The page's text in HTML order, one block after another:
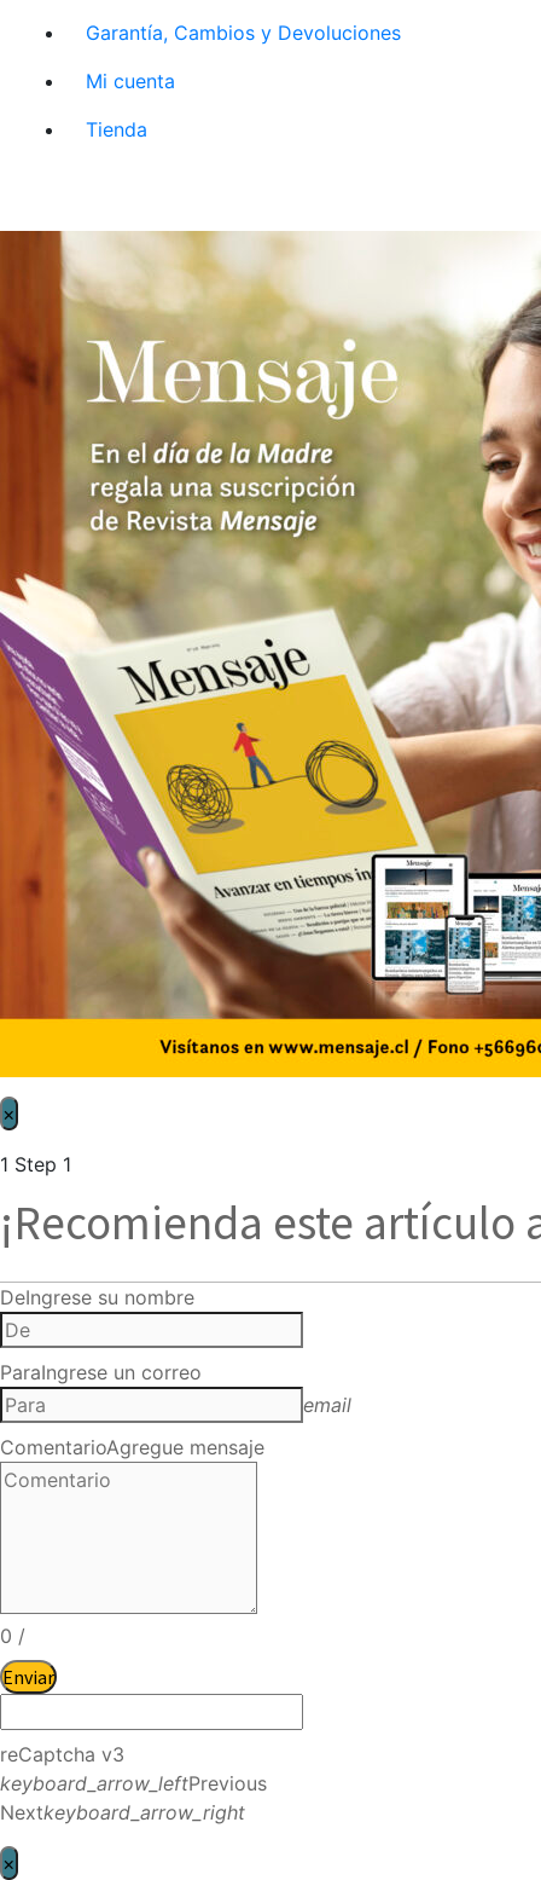
Garantía, Cambios y Devoluciones
Mi cuenta
Tienda
×
1 Step 1
¡Recomienda este artículo
DeIngrese su nombre
ParaIngrese un correo
email
ComentarioAgregue mensaje
0 /
Enviar
reCaptcha v3
keyboard_arrow_leftPrevious
Nextkeyboard_arrow_right
×